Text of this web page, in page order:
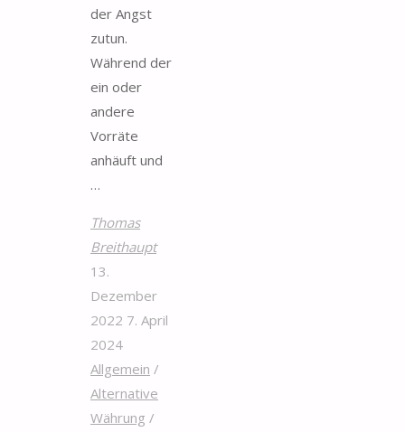
der Angst
zutun.
Während der
ein oder
andere
Vorräte
anhäuft und
…
Thomas
Breithaupt
13.
Dezember
2022 7. April
2024
Allgemein /
Alternative
Währung /